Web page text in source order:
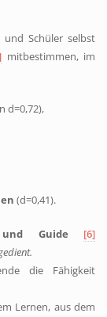
Schüler selbst
mitbestimmen, im
d=0,72),
(d=0,41).
und Guide [6]
die Fähigkeit
Lernen, aus dem